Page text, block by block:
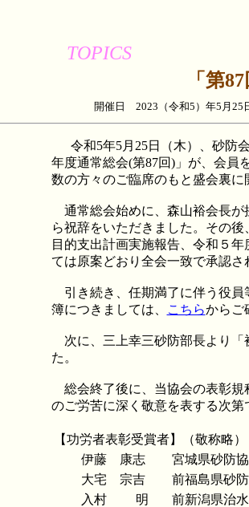
TOPICS
「第
開催日 2023 （令和5 ）年5 月 25
令和5年5月25日（木）、砂防
年度通常総会(第87回)」が、会員
数の方々のご臨席のもと盛会裏に
通常総会始めに、森山裕会長が
ら祝辞をいただきました。その
目的支出計画実施報告、令和５
ては原案どおり全会一致で承認さ
引き続き、任期満了に伴う役員
簿につきましては、
こちらからご
次に、三上幸三砂防部長より「
た。
総会終了後に、当協会の表彰規
のご労苦に深く敬意を表する次第
【功労者表彰受賞者】（敬称略）
伊藤 康志
宮城県砂防
大宅 宗吉
前福島県砂
入村 明
前新潟県治